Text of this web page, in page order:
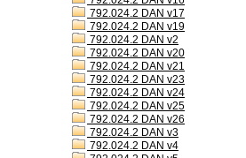
792.024.2 DAN v17
792.024.2 DAN v19
792.024.2 DAN v2
792.024.2 DAN v20
792.024.2 DAN v21
792.024.2 DAN v23
792.024.2 DAN v24
792.024.2 DAN v25
792.024.2 DAN v26
792.024.2 DAN v3
792.024.2 DAN v4